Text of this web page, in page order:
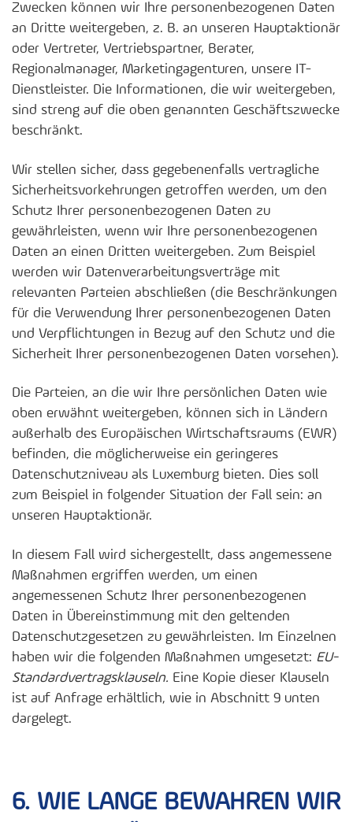
Zwecken können wir Ihre personenbezogenen Daten
an Dritte weitergeben, z. B. an unseren Hauptaktionär
oder Vertreter, Vertriebspartner, Berater,
Regionalmanager, Marketingagenturen, unsere IT-
Dienstleister. Die Informationen, die wir weitergeben,
sind streng auf die oben genannten Geschäftszwecke
beschränkt.
Wir stellen sicher, dass gegebenenfalls vertragliche
Sicherheitsvorkehrungen getroffen werden, um den
Schutz Ihrer personenbezogenen Daten zu
gewährleisten, wenn wir Ihre personenbezogenen
Daten an einen Dritten weitergeben. Zum Beispiel
werden wir Datenverarbeitungsverträge mit
relevanten Parteien abschließen (die Beschränkungen
für die Verwendung Ihrer personenbezogenen Daten
und Verpflichtungen in Bezug auf den Schutz und die
Sicherheit Ihrer personenbezogenen Daten vorsehen).
Die Parteien, an die wir Ihre persönlichen Daten wie
oben erwähnt weitergeben, können sich in Ländern
außerhalb des Europäischen Wirtschaftsraums (EWR)
befinden, die möglicherweise ein geringeres
Datenschutzniveau als Luxemburg bieten. Dies soll
zum Beispiel in folgender Situation der Fall sein: an
unseren Hauptaktionär.
In diesem Fall wird sichergestellt, dass angemessene
Maßnahmen ergriffen werden, um einen
angemessenen Schutz Ihrer personenbezogenen
Daten in Übereinstimmung mit den geltenden
Datenschutzgesetzen zu gewährleisten. Im Einzelnen
haben wir die folgenden Maßnahmen umgesetzt: EU-
Standardvertragsklauseln. Eine Kopie dieser Klauseln
ist auf Anfrage erhältlich, wie in Abschnitt 9 unten
dargelegt.
6. WIE LANGE BEWAHREN WIR